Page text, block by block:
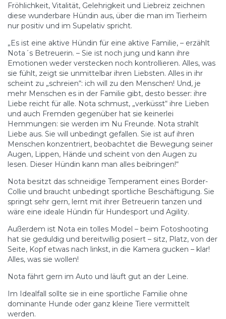
Fröhlichkeit, Vitalität, Gelehrigkeit und Liebreiz zeichnen
diese wunderbare Hündin aus, über die man im Tierheim
nur positiv und im Supelativ spricht.
„Es ist eine aktive Hündin für eine aktive Familie, – erzählt
Nota´s Betreuerin. – Sie ist noch jung und kann ihre
Emotionen weder verstecken noch kontrollieren. Alles, was
sie fühlt, zeigt sie unmittelbar ihren Liebsten. Alles in ihr
scheint zu „schreien“: ich will zu den Menschen! Und, je
mehr Menschen es in der Familie gibt, desto besser: ihre
Liebe reicht für alle. Nota schmust, „verküsst“ ihre Lieben
und auch Fremden gegenüber hat sie keinerlei
Hemmungen: sie werden im Nu Freunde. Nota strahlt
Liebe aus. Sie will unbedingt gefallen. Sie ist auf ihren
Menschen konzentriert, beobachtet die Bewegung seiner
Augen, Lippen, Hände und scheint von den Augen zu
lesen. Dieser Hündin kann man alles beibringen!“
Nota besitzt das schneidige Temperament eines Border-
Collie und braucht unbedingt sportliche Beschäftigung. Sie
springt sehr gern, lernt mit ihrer Betreuerin tanzen und
wäre eine ideale Hündin für Hundesport und Agility.
Außerdem ist Nota ein tolles Model – beim Fotoshooting
hat sie geduldig und bereitwillig posiert – sitz, Platz, von der
Seite, Kopf etwas nach linkst, in die Kamera gucken – klar!
Alles, was sie wollen!
Nota fährt gern im Auto und läuft gut an der Leine.
Im Idealfall sollte sie in eine sportliche Familie ohne
dominante Hunde oder ganz kleine Tiere vermittelt
werden.